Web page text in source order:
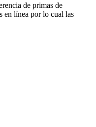
de primas de
en línea por lo cual las